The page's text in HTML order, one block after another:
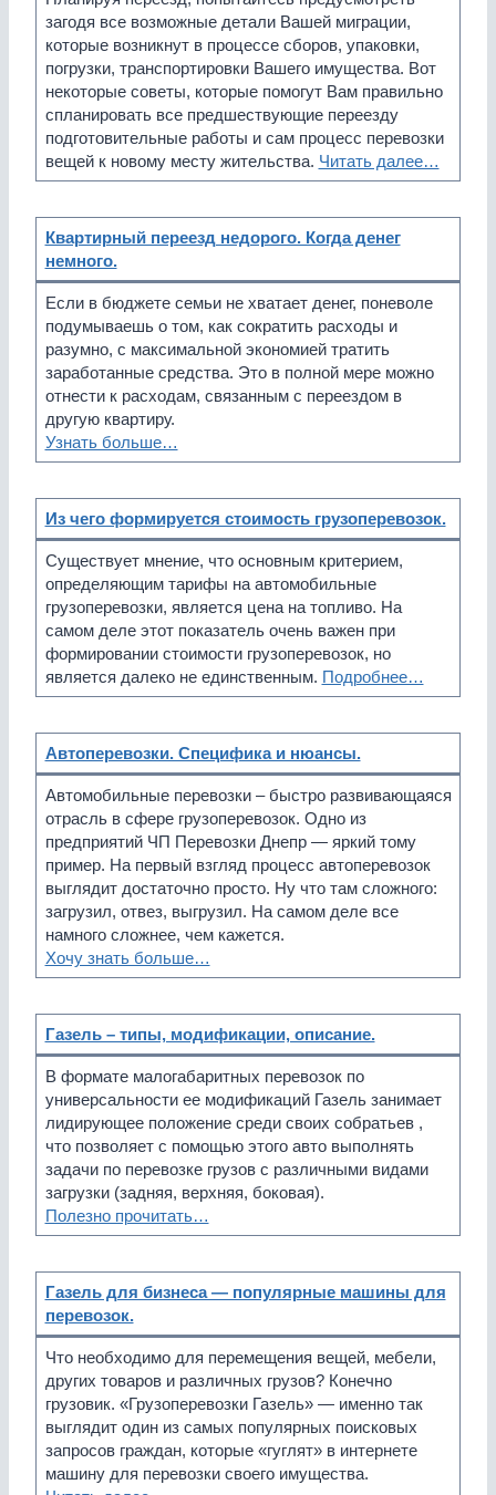
загодя все возможные детали Вашей миграции,
которые возникнут в процессе сборов, упаковки,
погрузки, транспортировки Вашего имущества. Вот
некоторые советы, которые помогут Вам правильно
спланировать все предшествующие переезду
подготовительные работы и сам процесс перевозки
вещей к новому месту жительства. Читать далее…
Квартирный переезд недорого. Когда денег
немного.
Если в бюджете семьи не хватает денег, поневоле
подумываешь о том, как сократить расходы и
разумно, с максимальной экономией тратить
заработанные средства. Это в полной мере можно
отнести к расходам, связанным с переездом в
другую квартиру.
Узнать больше…
Из чего формируется стоимость грузоперевозок.
Существует мнение, что основным критерием,
определяющим тарифы на автомобильные
грузоперевозки, является цена на топливо. На
самом деле этот показатель очень важен при
формировании стоимости грузоперевозок, но
является далеко не единственным. Подробнее…
Автоперевозки. Специфика и нюансы.
Автомобильные перевозки – быстро развивающаяся
отрасль в сфере грузоперевозок. Одно из
предприятий ЧП Перевозки Днепр — яркий тому
пример. На первый взгляд процесс автоперевозок
выглядит достаточно просто. Ну что там сложного:
загрузил, отвез, выгрузил. На самом деле все
намного сложнее, чем кажется.
Хочу знать больше…
Газель – типы, модификации, описание.
В формате малогабаритных перевозок по
универсальности ее модификаций Газель занимает
лидирующее положение среди своих собратьев ,
что позволяет с помощью этого авто выполнять
задачи по перевозке грузов с различными видами
загрузки (задняя, верхняя, боковая).
Полезно прочитать…
Газель для бизнеса — популярные машины для
перевозок.
Что необходимо для перемещения вещей, мебели,
других товаров и различных грузов? Конечно
грузовик. «Грузоперевозки Газель» — именно так
выглядит один из самых популярных поисковых
запросов граждан, которые «гуглят» в интернете
машину для перевозки своего имущества.